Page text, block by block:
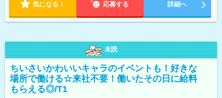
気になる！ 応募する 詳細へ
未読
ちいさいかわいいキャラのイベントも！好きな
場所で働ける☆来社不要！働いたその日に給料
もらえる◎/T1